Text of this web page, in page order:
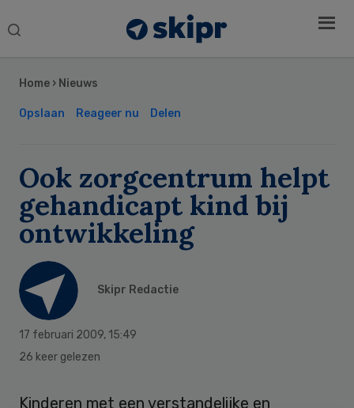
Search
Home › Nieuws
Opslaan Reageer nu Delen
Ook zorgcentrum helpt
gehandicapt kind bij
ontwikkeling
Skipr Redactie
17 februari 2009, 15:49
26 keer gelezen
Kinderen met een verstandelijke en
Sidebar